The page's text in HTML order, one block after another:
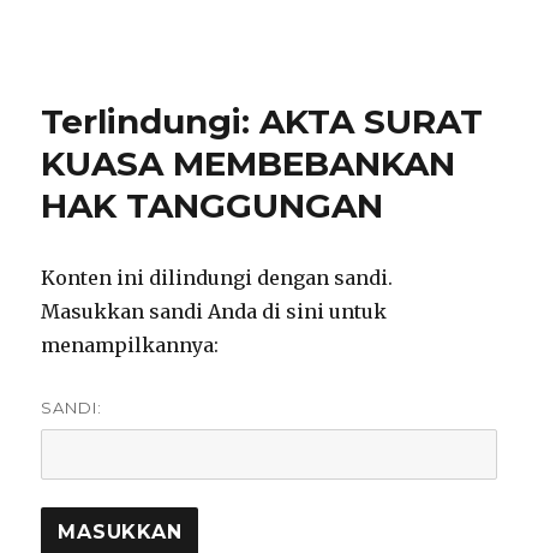
Terlindungi: AKTA SURAT
KUASA MEMBEBANKAN
HAK TANGGUNGAN
Konten ini dilindungi dengan sandi.
Masukkan sandi Anda di sini untuk
menampilkannya:
SANDI: